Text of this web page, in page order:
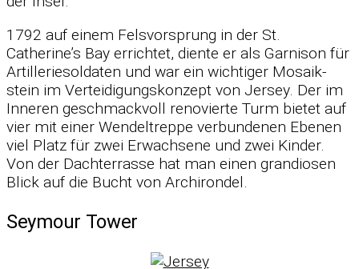
1792 auf ei­nem Fels­vor­sprung in der St.
Catherine’s Bay er­rich­tet, diente er als Gar­ni­son für
Ar­til­le­rie­sol­da­ten und war ein wich­ti­ger Mo­sa­ik­
stein im Ver­tei­di­gungs­kon­zept von Jer­sey. Der im
In­ne­ren ge­schmack­voll re­no­vierte Turm bie­tet auf
vier mit ei­ner Wen­del­treppe ver­bun­de­nen Ebe­nen
viel Platz für zwei Er­wach­sene und zwei Kin­der.
Von der Dach­ter­rasse hat man ei­nen gran­dio­sen
Blick auf die Bucht von Ar­chi­ron­del.
Seymour Tower